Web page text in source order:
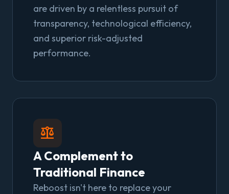
are driven by a relentless pursuit of
transparency, technological efficiency,
and superior risk-adjusted
performance.
balance
A Complement to
Traditional Finance
Reboost isn't here to replace your